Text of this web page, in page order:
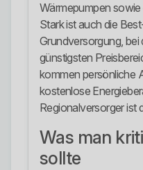
Wärmepumpen
Stark ist auch die
Grundversorgung, bei
günstigsten
kommen persönliche
kostenlose
Regionalversorger ist
Was man
sollte